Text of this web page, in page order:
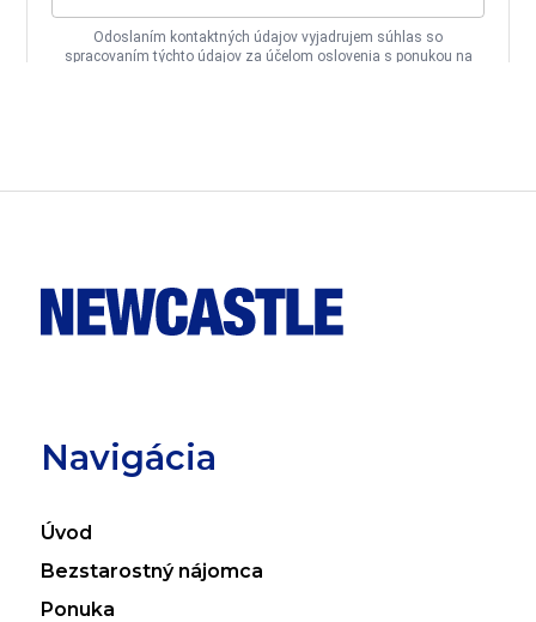
Navigácia
Úvod
Bezstarostný nájomca
Ponuka